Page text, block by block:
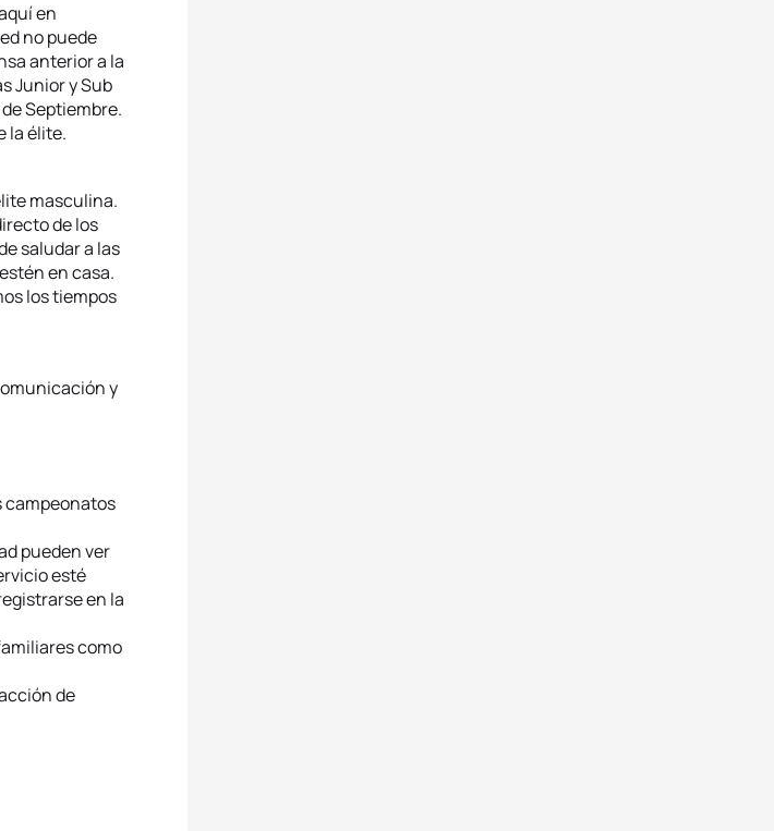
en
no puede
anterior a la
Junior y Sub
Septiembre.
la élite.
masculina.
de los
saludar a las
en casa.
los tiempos
y
campeonatos
pueden ver
esté
en la
como
de